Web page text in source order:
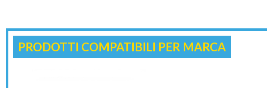
PRODOTTI COMPATIBILI PER MARCA